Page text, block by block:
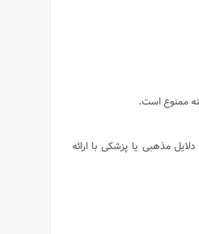
ممنوع است.
مذهبی یا پزشکی با ارائه